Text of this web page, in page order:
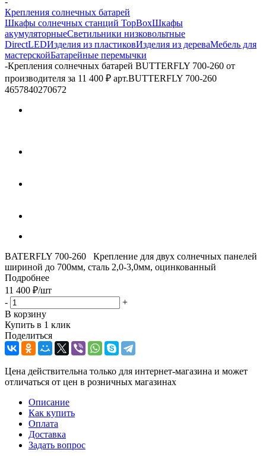
Крепления солнечных батарей
Шкафы солнечных станций TopBoxШкафы
акумуляторныеСветильники низковольтные
DirectLEDИзделия из пластиковИзделия из дереваМебель для
мастерскойБатарейные перемычки
-Крепления солнечных батарей BUTTERFLY 700-260 от
производителя за 11 400 ₽ арт.BUTTERFLY 700-260
4657840270672
BATERFLY 700-260 Крепление для двух солнечных панелей
шириной до 700мм, сталь 2,0-3,0мм, оцинкованный
Подробнее
11 400 ₽/шт
-
+
В корзину
Купить в 1 клик
Поделиться
Цена действительна только для интернет-магазина и может
отличаться от цен в розничных магазинах
Описание
Как купить
Оплата
Доставка
Задать вопрос